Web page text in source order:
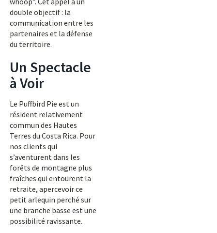
double objectif : la
communication entre les
partenaires et la défense
du territoire.
Un Spectacle
à Voir
Le Puffbird Pie est un
résident relativement
commun des Hautes
Terres du Costa Rica. Pour
nos clients qui
s’aventurent dans les
forêts de montagne plus
fraîches qui entourent la
retraite, apercevoir ce
petit arlequin perché sur
une branche basse est une
possibilité ravissante.